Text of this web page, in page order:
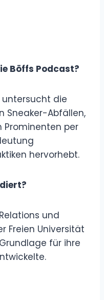
Böffs Podcast?
untersucht die
Sneaker-Abfällen,
Prominenten per
hervorhebt.
und
Freien Universität
für ihre